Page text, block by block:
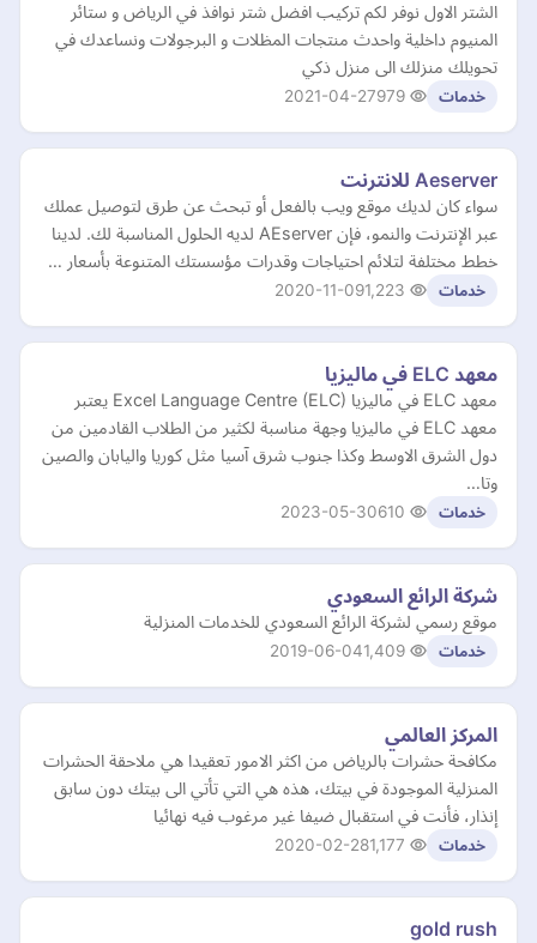
الشتر الاول نوفر لكم تركيب افضل شتر نوافذ في الرياض و ستائر
المنيوم داخلية واحدث منتجات المظلات و البرجولات ونساعدك في
تحويلك منزلك الى منزل ذكي
خدمات 2021-04-27
Aeserver للانترنت
سواء كان لديك موقع ويب بالفعل أو تبحث عن طرق لتوصيل عملك
عبر الإنترنت والنمو، فإن AEserver لديه الحلول المناسبة لك. لدينا
خطط مختلفة لتلائم احتياجات وقدرات مؤسستك المتنوعة بأسعار …
خدمات 2020-11-09
معهد ELC في ماليزيا
معهد ELC في ماليزيا Excel Language Centre (ELC) يعتبر
معهد ELC في ماليزيا وجهة مناسبة لكثير من الطلاب القادمين من
دول الشرق الاوسط وكذا جنوب شرق آسيا مثل كوريا واليابان والصين
وتا…
خدمات 2023-05-30
شركة الرائع السعودي
موقع رسمي لشركة الرائع السعودي للخدمات المنزلية
خدمات 2019-06-04
المركز العالمي
مكافحة حشرات بالرياض من اكثر الامور تعقيدا هي ملاحقة الحشرات
المنزلية الموجودة في بيتك، هذه هي التي تأتي الى بيتك دون سابق
إنذار، فأنت في استقبال ضيفا غير مرغوب فيه نهائيا
خدمات 2020-02-28
gold rush